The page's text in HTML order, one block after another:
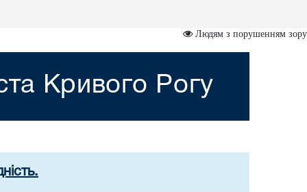
Людям з порушенням зору
Кривого Рогу